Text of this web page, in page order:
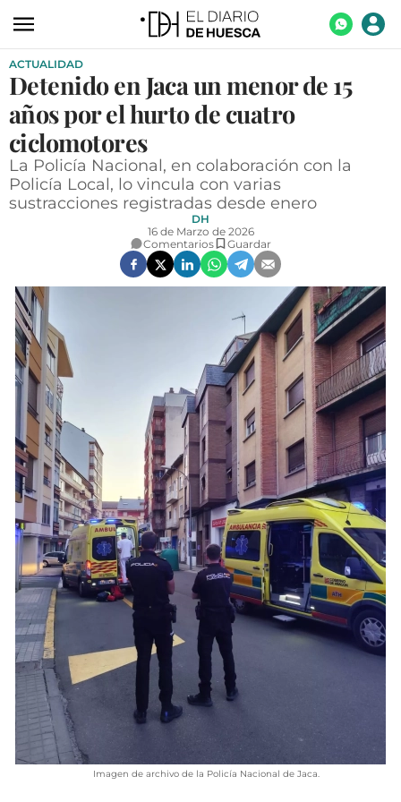
ACTUALIDAD
ECONOMÍA
TECNOLOGÍA
TURISMO
AGROALIMENTACIÓN
SOCIEDAD
OPINIÓN
GALERÍAS
VÍDEOS
CONTACTAR
AGENDA
CARTELERA
FARMACIAS
HORÓSCOPO
ESQUELAS
CLUB DEL AMIGO MILITANTE
INICIAR SESIÓN
ACTUALIDAD
Detenido en Jaca un menor de 15
años por el hurto de cuatro
ciclomotores
La Policía Nacional, en colaboración con la
Policía Local, lo vincula con varias
sustracciones registradas desde enero
DH
16 de Marzo de 2026
Comentarios
Guardar
Imagen de archivo de la Policía Nacional de Jaca.